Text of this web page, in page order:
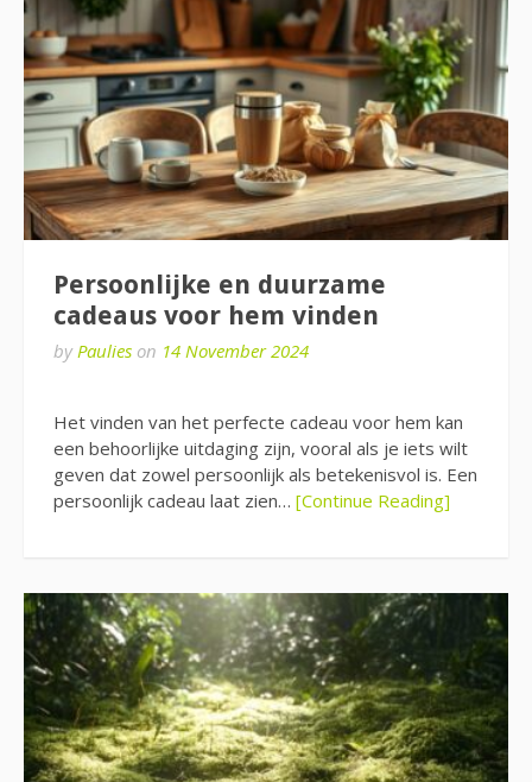
Persoonlijke en duurzame
cadeaus voor hem vinden
byPaulies on 14 November 2024
Het vinden van het perfecte cadeau voor hem kan
een behoorlijke uitdaging zijn, vooral als je iets wilt
geven dat zowel persoonlijk als betekenisvol is. Een
persoonlijk cadeau laat zien… [Continue Reading]